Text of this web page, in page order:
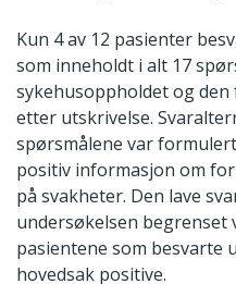
Kun 4 av 12 pasienter
som inneholdt i alt 17
sykehusoppholdet og
etter utskrivelse.
spørsmålene var
positiv informasjon om
på svakheter. Den lave
undersøkelsen begrenset
pasientene som besvarte
hovedsak positive.